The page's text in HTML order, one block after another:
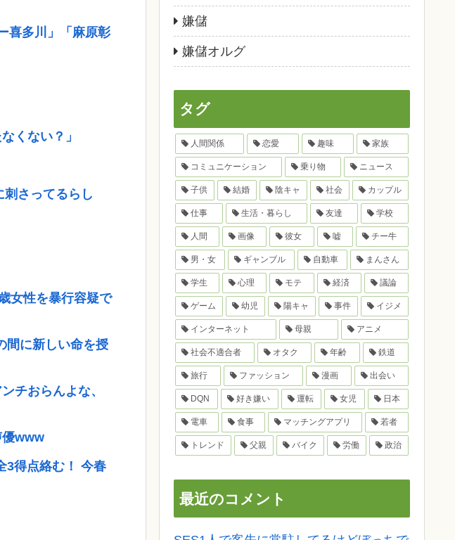
喜多川」「麻原彰
くない？」
刺さってるらし
女性を暴行容疑で
間に新しい命を授
チおらんよな、
優www
3得点絡む！ 今春
嫌儲
嫌儲オルグ
タグ
人間関係 恋愛 趣味 家族
コミュニケーション 乗り物 ニュース
子供 結婚 陰キャ 社会 カップル
仕事 生活・暮らし 友達 学校
人間 画像 彼女 嘘 チー牛
男・女 ギャンブル 自動車 まんさん
学生 心理 モテ 経済 議論
ゲーム 幼児 陽キャ 事件 イジメ
インターネット 母親 アニメ
社会不適合者 オタク 年齢 鉄道
旅行 ファッション 漫画 出会い
DQN 好き嫌い 運転 女児 日本
電車 食事 マッチングアプリ 若者
トレンド 父親 バイク 労働 政治
最近のコメント